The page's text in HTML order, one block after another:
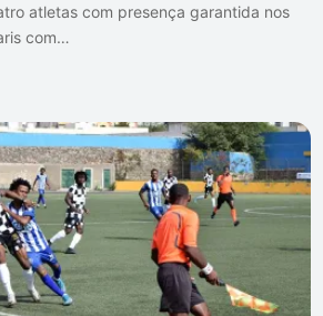
atletas com presença garantida nos
com…